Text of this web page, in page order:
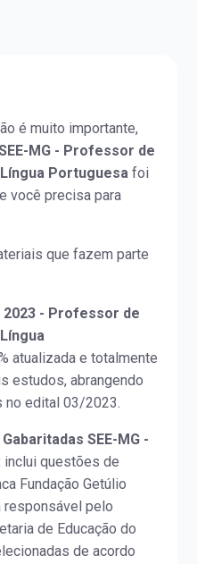
é muito importante,
MG - Professor de
Portuguesa foi
você precisa para
que fazem parte
2023 - Professor de
atualizada e totalmente
estudos, abrangendo
no edital 03/2023.
SEE-MG -
inclui questões de
Fundação Getúlio
responsável pelo
de Educação do
de acordo